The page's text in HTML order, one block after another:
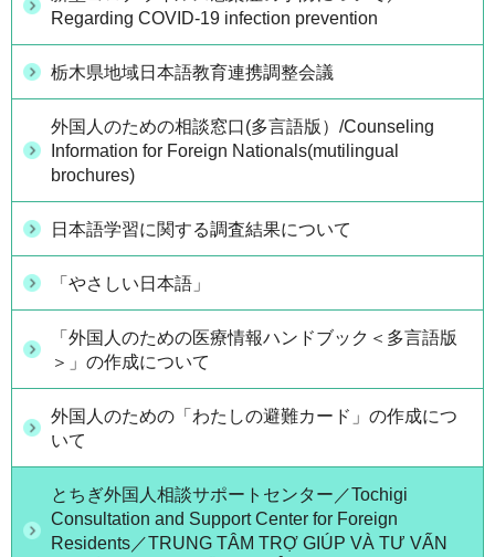
Regarding COVID-19 infection prevention
栃木県地域日本語教育連携調整会議
外国人のための相談窓口(多言語版）/Counseling
Information for Foreign Nationals(mutilingual
brochures)
日本語学習に関する調査結果について
「やさしい日本語」
「外国人のための医療情報ハンドブック＜多言語版
＞」の作成について
外国人のための「わたしの避難カード」の作成につ
いて
とちぎ外国人相談サポートセンター／Tochigi
Consultation and Support Center for Foreign
Residents／TRUNG TÂM TRỢ GIÚP VÀ TƯ VẤN